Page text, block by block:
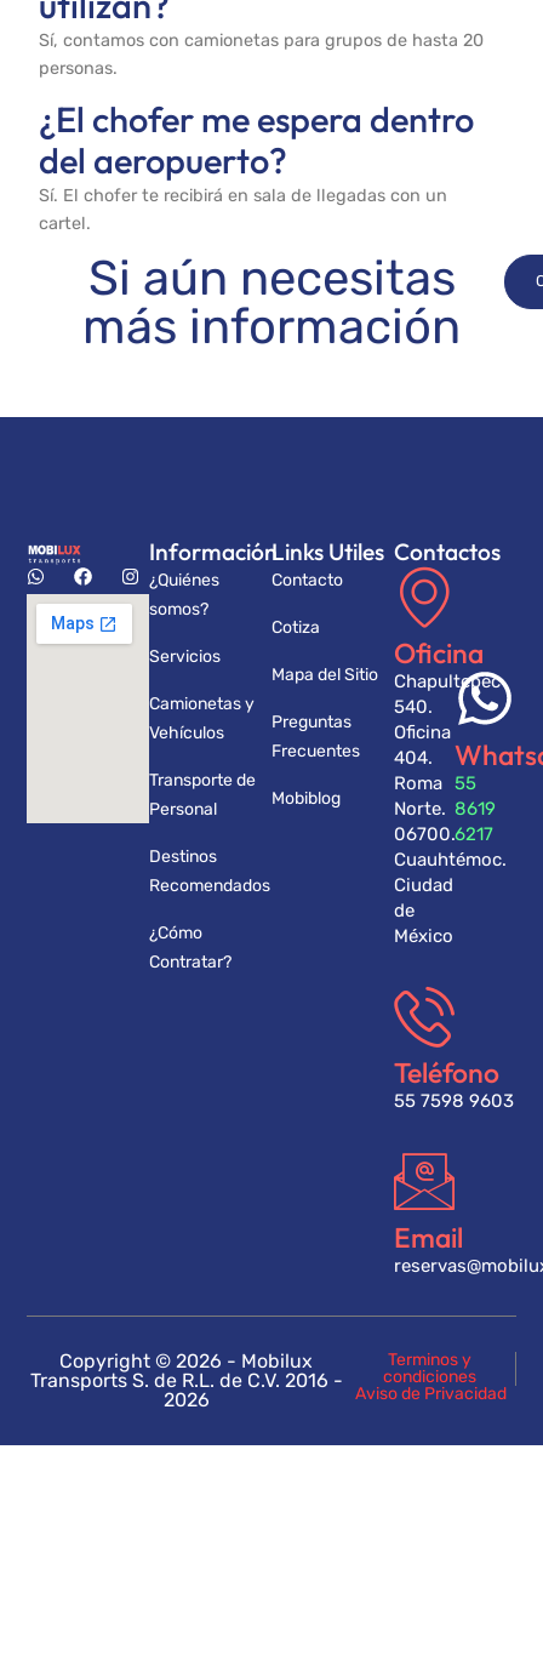
Sí, contamos con camionetas para grupos de hasta 20
personas.
¿El chofer me espera dentro
del aeropuerto?
Sí. El chofer te recibirá en sala de llegadas con un
cartel.
Si aún necesitas
más información
Información
¿Quiénes
somos?
Servicios
Camionetas y
Vehículos
Transporte de
Personal
Destinos
Recomendados
¿Cómo
Contratar?
Links Utiles
Contacto
Cotiza
Mapa del Sitio
Preguntas
Frecuentes
Mobiblog
Contactos
Oficina
Chapultepec
540.
Oficina
404.
Roma
Norte.
06700.
Cuauhtémoc.
Ciudad
de
México
55
8619
6217
Teléfono
55 7598 9603
Email
Copyright © 2026 - Mobilux
Transports S. de R.L. de C.V. 2016 -
2026
Terminos y
condiciones
Aviso de Privacidad